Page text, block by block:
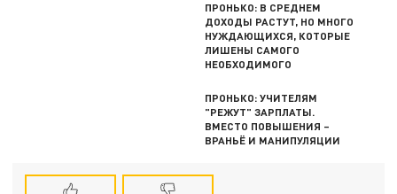
ПРОНЬКО: В СРЕДНЕМ
ДОХОДЫ РАСТУТ, НО МНОГО
НУЖДАЮЩИХСЯ, КОТОРЫЕ
ЛИШЕНЫ САМОГО
НЕОБХОДИМОГО
ПРОНЬКО: УЧИТЕЛЯМ
"РЕЖУТ" ЗАРПЛАТЫ.
ВМЕСТО ПОВЫШЕНИЯ –
ВРАНЬЁ И МАНИПУЛЯЦИИ